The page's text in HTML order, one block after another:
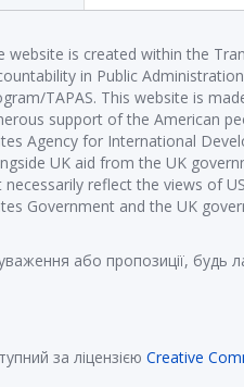
website is created within the
in Public
TAPAS. This website is
support of the American
Agency for International
UK aid from the UK
necessarily reflect the views of
Government and the UK
або пропозиції, будь
за ліцензією Creative